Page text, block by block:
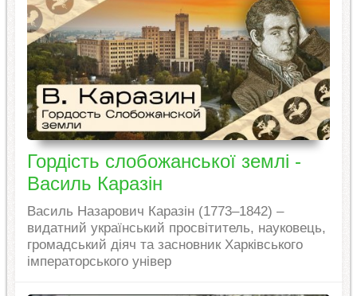
Гордість слобожанської землі -
Василь Каразін
Василь Назарович Каразін (1773–1842) –
видатний український просвітитель, науковець,
громадський діяч та засновник Харківського
імператорського універ